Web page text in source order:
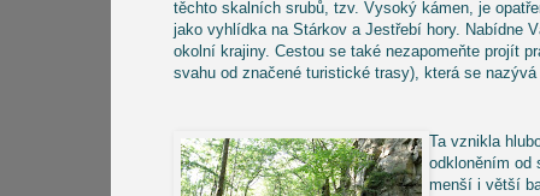
těchto skalních srubů, tzv. Vysoký kámen, je
jako vyhlídka na Stárkov a Jestřebí hory. Nabídne
okolní krajiny. Cestou se také nezapomeňte projít
svahu od značené turistické trasy), která se
Ta vznikla
odkloněním od
menší i větší